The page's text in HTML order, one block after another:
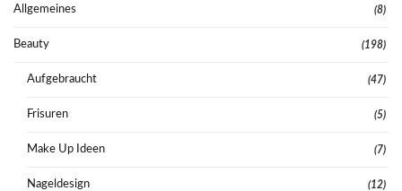
Allgemeines (8)
Beauty (198)
Aufgebraucht (47)
Frisuren (5)
Make Up Ideen (7)
Nageldesign (12)